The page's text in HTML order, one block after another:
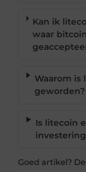
Kan ik
waar
Waarom is
geworden?
Is litecoin
Goed artikel?